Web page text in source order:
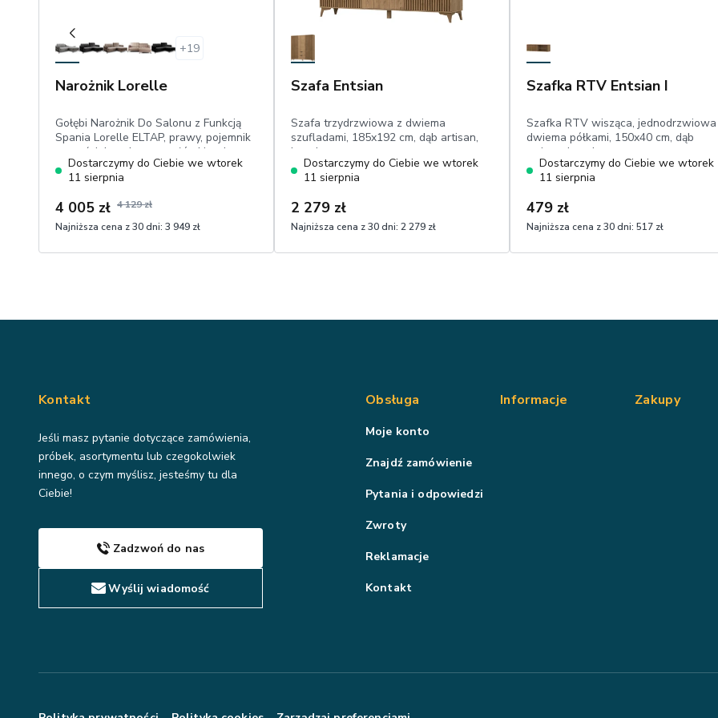
+19
Narożnik Lorelle
Gołębi Narożnik Do Salonu z Funkcją
Spania Lorelle ELTAP, prawy, pojemnik
na pościel, ruchome zagłówki, velvet
hydrofobowy
Dostarczymy do Ciebie we wtorek
11 sierpnia
4 005 zł 4 129 zł
Najniższa cena z 30 dni: 3 949 zł
Szafa Entsian
Szafa trzydrzwiowa z dwiema
szufladami, 185x192 cm, dąb artisan,
lamele
Dostarczymy do Ciebie we wtorek
11 sierpnia
2 279 zł
Najniższa cena z 30 dni: 2 279 zł
Szafka RTV Entsian I
Szafka RTV wisząca,
dwiema półkami, 150x40 cm, dąb
artisan, lamele
Dostarczymy do Ciebie we wtorek
11 sierpnia
479 zł
Najniższa cena z 30 dni: 517 zł
Kontakt
Jeśli masz pytanie dotyczące zamówienia,
próbek, asortymentu lub czegokolwiek
innego, o czym myślisz, jesteśmy tu dla
Ciebie!
Zadzwoń do nas
Wyślij wiadomość
Obsługa
Moje konto
Znajdź zamówienie
Pytania i odpowiedzi
Zwroty
Reklamacje
Kontakt
Informacje Zakupy